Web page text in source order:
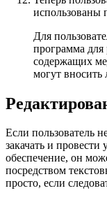
использованы
Для
программа для
содержащих
могут
Если пользователь
закачать и
обеспечение, он
посредством
просто, если